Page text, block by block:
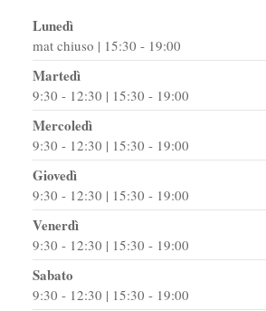
Lunedì
mat chiuso | 15:30 - 19:00
Martedì
9:30 - 12:30 | 15:30 - 19:00
Mercoledì
9:30 - 12:30 | 15:30 - 19:00
Giovedì
9:30 - 12:30 | 15:30 - 19:00
Venerdì
9:30 - 12:30 | 15:30 - 19:00
Sabato
9:30 - 12:30 | 15:30 - 19:00